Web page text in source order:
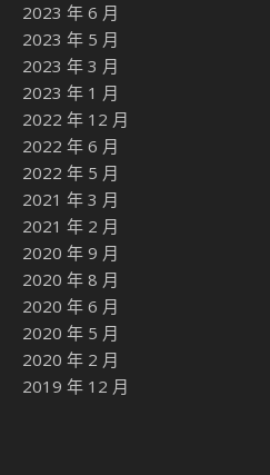
2023 年 6 月
2023 年 5 月
2023 年 3 月
2023 年 1 月
2022 年 12 月
2022 年 6 月
2022 年 5 月
2021 年 3 月
2021 年 2 月
2020 年 9 月
2020 年 8 月
2020 年 6 月
2020 年 5 月
2020 年 2 月
2019 年 12 月